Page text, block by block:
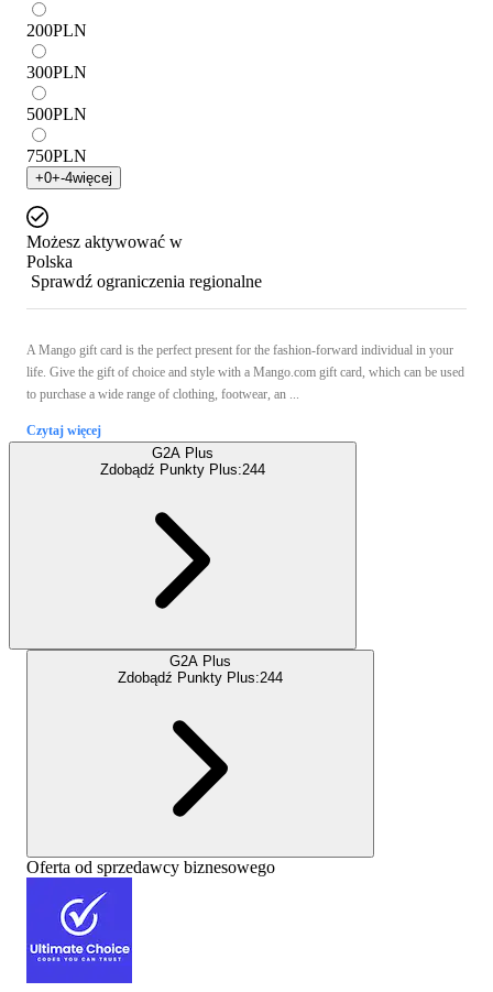
200PLN
300PLN
500PLN
750PLN
+0+-4więcej
Możesz aktywować w
Polska
Sprawdź ograniczenia regionalne
A Mango gift card is the perfect present for the fashion-forward individual in your
life. Give the gift of choice and style with a Mango.com gift card, which can be used
to purchase a wide range of clothing, footwear, an ...
Czytaj więcej
G2A Plus
Zdobądź Punkty Plus:244
G2A Plus
Zdobądź Punkty Plus:244
Oferta od sprzedawcy biznesowego